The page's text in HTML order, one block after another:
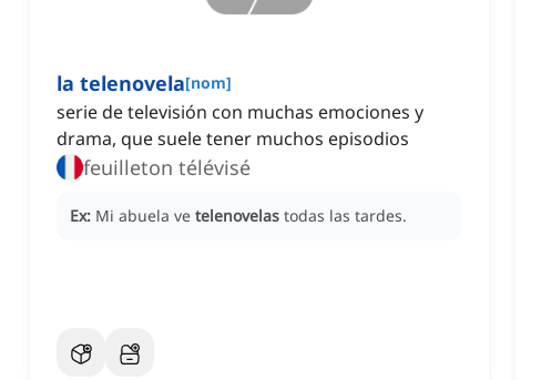
la telenovela[nom]
serie de televisión con muchas emociones y
drama, que suele tener muchos episodios
feuilleton télévisé
Ex: Mi abuela ve telenovelas todas las tardes.